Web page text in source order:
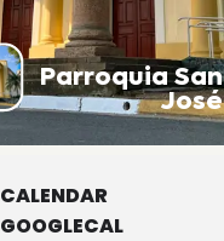
Parroquia San
José
CALENDAR
GOOGLECAL